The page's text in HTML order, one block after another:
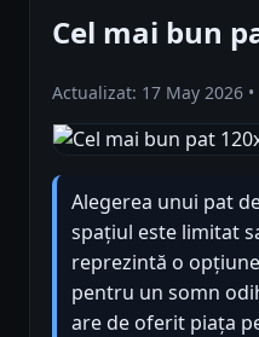
Cel mai bun
Actualizat: 17 May 2026
Alegerea unui pat
spațiul este limitat
reprezintă o
pentru un somn
are de oferit piața